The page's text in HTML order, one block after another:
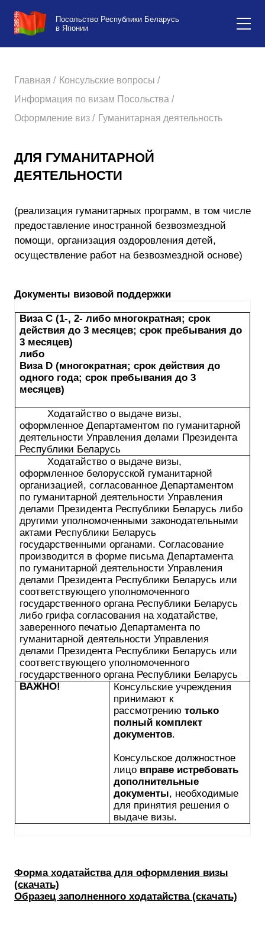
Посольство Республики Беларусь
в Японии
Главная / Консульские вопросы /
Информация по визам Посольства /
Оформление виз / Гуманитарная деятельность
ДЛЯ ГУМАНИТАРНОЙ
ДЕЯТЕЛЬНОСТИ
(реализация гуманитарных программ, в том числе
предоставление иностранной безвозмездной
помощи, организация оздоровления детей,
осуществление работ на безвозмездной основе)
Документы визовой поддержки
Виза С (1-, 2- либо многократная;срок
действия до 3 месяцев; срок пребывания до
3 месяцев)
либо
Виза D (многократная; срок действия до
одного года; срок пребывания до 3
месяцев)
Ходатайство о выдаче визы,
оформленное Департаментом по гуманитарной
деятельности Управления делами Президента
Республики Беларусь
Ходатайство о выдаче визы,
оформленное белорусской гуманитарной
организацией, согласованное Департаментом
по гуманитарной деятельности Управления
делами Президента Республики Беларусь либо
другими уполномоченными законодательными
актами Республики Беларусь
государственными органами. Согласование
производится в форме письма Департамента
по гуманитарной деятельности Управления
делами Президента Республики Беларусь или
соответствующего уполномоченного
государственного органа Республики Беларусь
либо грифа согласования на ходатайстве,
заверенного печатью Департамента по
гуманитарной деятельности Управления
делами Президента Республики Беларусь или
соответствующего уполномоченного
государственного органа Республики Беларусь
ВАЖНО!
Консульские учреждения
принимают к
рассмотрениютолько
полный комплект
документов.
Консульское должностное
лицо вправе истребовать
дополнительные
документы, необходимые
для принятия решения о
выдаче визы.
Форма ходатайства для оформления визы
(скачать)
Образец заполненного ходатайства (скачать)